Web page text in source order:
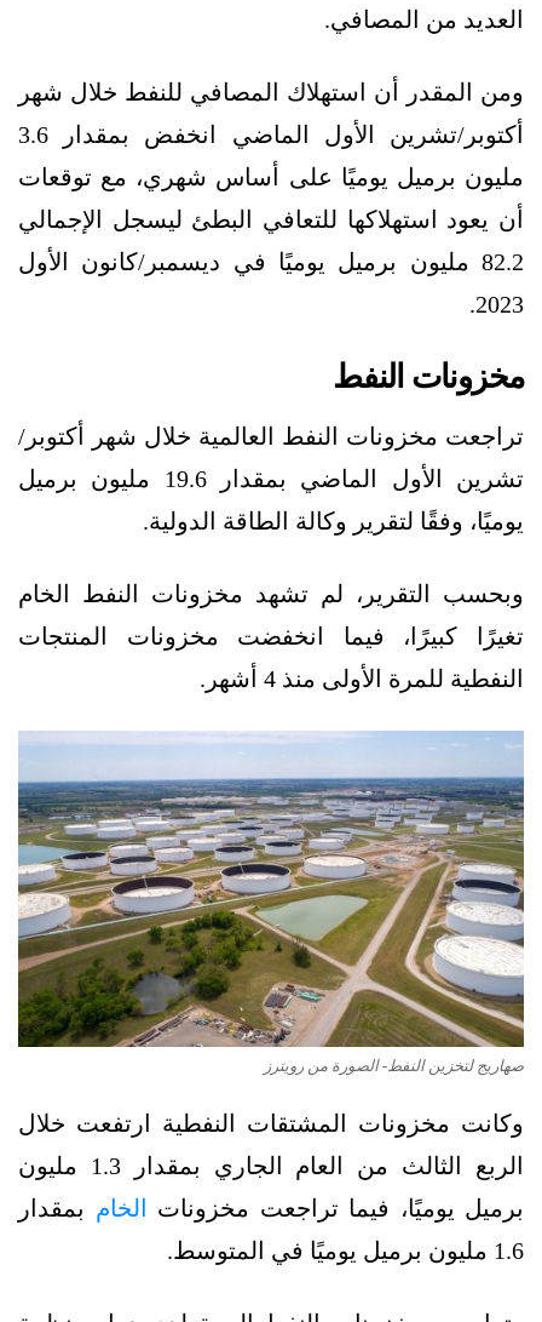
العديد من المصافي.
ومن المقدر أن استهلاك المصافي للنفط خلال شهر
أكتوبر/تشرين الأول الماضي انخفض بمقدار 3.6
مليون برميل يوميًا على أساس شهري، مع توقعات
أن يعود استهلاكها للتعافي البطئ ليسجل الإجمالي
82.2 مليون برميل يوميًا في ديسمبر/كانون الأول
2023.
مخزونات النفط
تراجعت مخزونات النفط العالمية خلال شهر أكتوبر/
تشرين الأول الماضي بمقدار 19.6 مليون برميل
يوميًا، وفقًا لتقرير وكالة الطاقة الدولية.
وبحسب التقرير، لم تشهد مخزونات النفط الخام
تغيرًا كبيرًا، فيما انخفضت مخزونات المنتجات
النفطية للمرة الأولى منذ 4 أشهر.
صهاريج لتخزين النفط- الصورة من رويترز
وكانت مخزونات المشتقات النفطية ارتفعت خلال
الربع الثالث من العام الجاري بمقدار 1.3 مليون
برميل يوميًا، فيما تراجعت مخزونات
الخام بمقدار
1.6 مليون برميل يوميًا في المتوسط.